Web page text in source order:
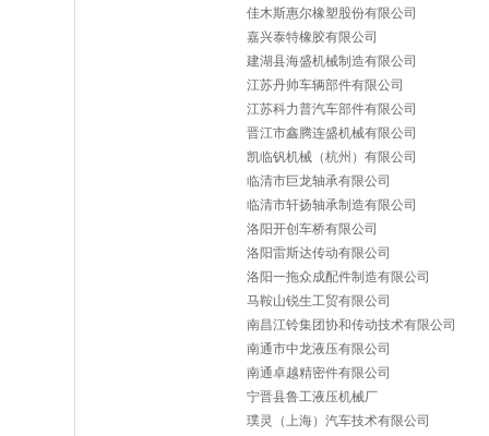
佳木斯惠尔橡塑股份有限公司
嘉兴泰特橡胶有限公司
建湖县海盛机械制造有限公司
江苏丹帅车辆部件有限公司
江苏科力普汽车部件有限公司
晋江市鑫腾连盛机械有限公司
凯临钒机械（杭州）有限公司
临清市巨龙轴承有限公司
临清市轩扬轴承制造有限公司
洛阳开创车桥有限公司
洛阳雷斯达传动有限公司
洛阳一拖众成配件制造有限公司
马鞍山锐生工贸有限公司
南昌江铃集团协和传动技术有限公司
南通市中龙液压有限公司
南通卓越精密件有限公司
宁晋县鲁工液压机械厂
璞灵（上海）汽车技术有限公司